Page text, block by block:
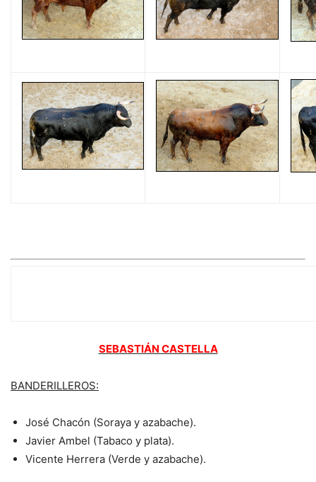
SEBASTIÁN CASTELLA
BANDERILLEROS:
José Chacón (Soraya y azabache).
Javier Ambel (Tabaco y plata).
Vicente Herrera (Verde y azabache).